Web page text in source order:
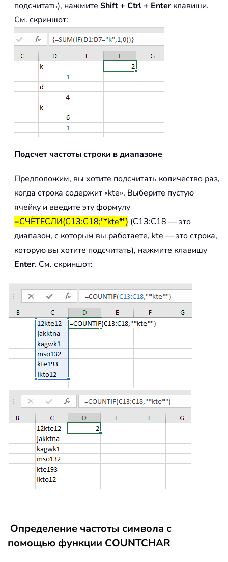
подсчитать), нажмите Shift + Ctrl + Enterклавиши.
См. скриншот:
Подсчет частоты строки в диапазоне
Предположим, вы хотите подсчитать количество раз,
когда строка содержит «kte». Выберите пустую
ячейку и введите эту формулу
=СЧЁТЕСЛИ(C13:C18;"*kte*") (C13:C18 — это
диапазон, с которым вы работаете, kte — это строка,
которую вы хотите подсчитать), нажмите клавишу
Enter. См. скриншот:
Определение частоты символа с
помощью функции COUNTCHAR